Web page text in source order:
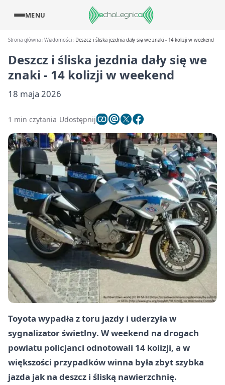
MENU
Strona główna Wiadomości Deszcz i śliska jezdnia dały się we znaki - 14 kolizji w weekend
Deszcz i śliska jezdnia dały się we
znaki - 14 kolizji w weekend
18 maja 2026
1 min czytania Udostępnij
Toyota wypadła z toru jazdy i uderzyła w
sygnalizator świetlny. W weekend na drogach
powiatu policjanci odnotowali 14 kolizji, a w
większości przypadków winna była zbyt szybka
jazda jak na deszcz i śliską nawierzchnię.